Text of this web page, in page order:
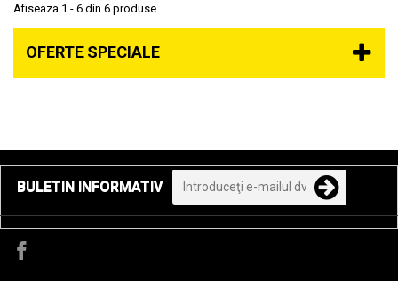
Afiseaza 1 - 6 din 6 produse
OFERTE SPECIALE
BULETIN INFORMATIV